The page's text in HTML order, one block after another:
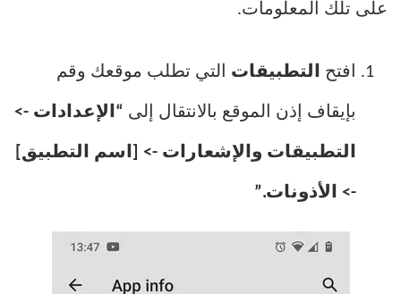
على تلك المعلومات.
افتح التطبيقات التي تطلب موقعك وقم
بإيقاف إذن الموقع بالانتقال إلى “الإعدادات ->
التطبيقات والإشعارات -> [اسم التطبيق]
-> الأذونات.”